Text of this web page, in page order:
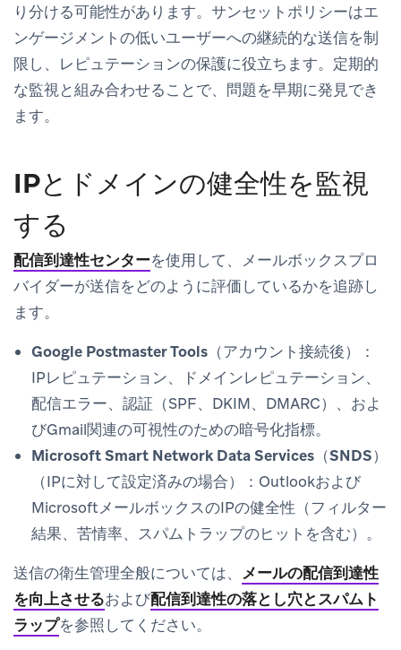
り分ける可能性があります。サンセットポリシーはエ
ンゲージメントの低いユーザーへの継続的な送信を制
限し、レピュテーションの保護に役立ちます。定期的
な監視と組み合わせることで、問題を早期に発見でき
ます。
IPとドメインの健全性を監視
する
配信到達性センターを使用して、メールボックスプロ
バイダーが送信をどのように評価しているかを追跡し
ます。
Google Postmaster Tools （アカウント接続後）：
IPレピュテーション、ドメインレピュテーション、
配信エラー、認証（SPF、DKIM、DMARC）、およ
びGmail関連の可視性のための暗号化指標。
Microsoft Smart Network Data Services（SNDS）
（IPに対して設定済みの場合）：Outlookおよび
MicrosoftメールボックスのIPの健全性（フィルター
結果、苦情率、スパムトラップのヒットを含む）。
送信の衛生管理全般については、 メールの配信到達性
を向上させるおよび配信到達性の落とし穴とスパムト
ラップを参照してください。